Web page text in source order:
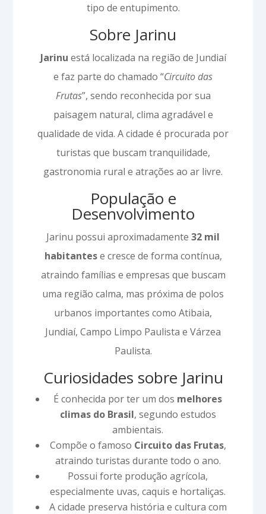
tipo de entupimento.
Sobre Jarinu
Jarinu está localizada na região de Jundiaí
e faz parte do chamado “Circuito das
Frutas”, sendo reconhecida por sua
paisagem natural, clima agradável e
qualidade de vida. A cidade é procurada por
turistas que buscam tranquilidade,
gastronomia rural e atrações ao ar livre.
População e
Desenvolvimento
Jarinu possui aproximadamente 32 mil
habitantese cresce de forma contínua,
atraindo famílias e empresas que buscam
uma região calma, mas próxima de polos
urbanos importantes como Atibaia,
Jundiaí, Campo Limpo Paulista e Várzea
Paulista.
Curiosidades sobre Jarinu
É conhecida por ter um dos melhores
climas do Brasil, segundo estudos
ambientais.
Compõe o famoso Circuito das Frutas,
atraindo turistas durante todo o ano.
Possui forte produção agrícola,
especialmente uvas, caquis e hortaliças.
A cidade preserva história e cultura com